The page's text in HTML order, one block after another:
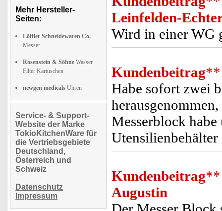
Mehr Hersteller-
Seiten:
Löffler Schneidewaren Co.
Messer
Rosenstein & Söhne Wasser
Filter Kartuschen
newgen medicals Uhren
Service- & Support-
Website der Marke
TokioKitchenWare für
die Vertriebsgebiete
Deutschland,
Österreich und
Schweiz
Datenschutz
Impressum
Leinfelden-
Wird in einer WG
Kundenbeitrag**
Habe sofort zwei
Messerblock habe
Kundenbeitrag**
Augustin